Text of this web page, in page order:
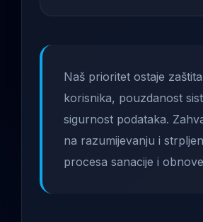
Naš prioritet ostaje zaštita
korisnika, pouzdanost
sigurnost podataka.
na razumijevanju i
procesa sanacije i